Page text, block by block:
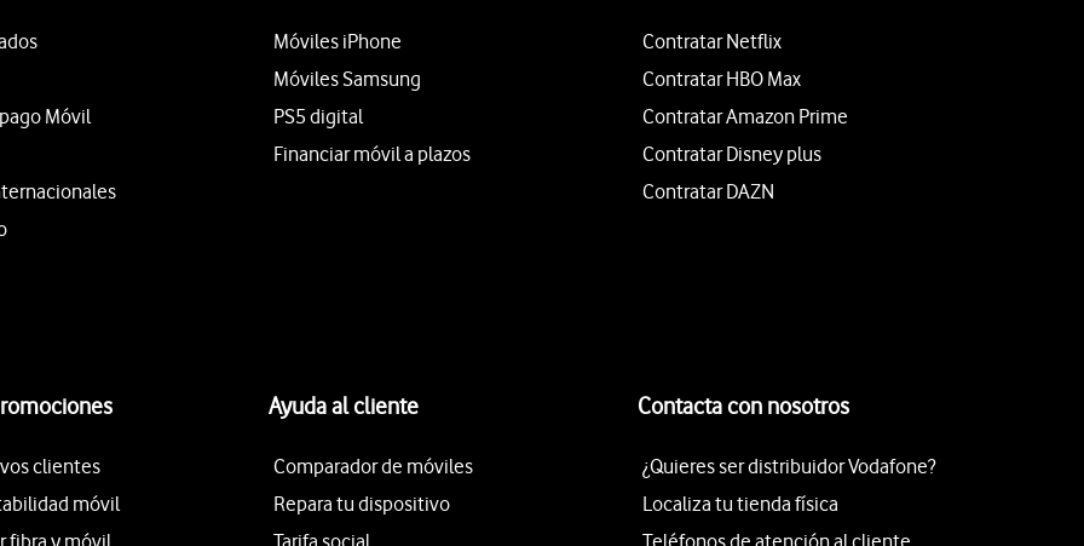
Móvil
Móviles iPhone
Móviles Samsung
PS5 digital
Financiar móvil a plazos
Contratar Netflix
Contratar HBO Max
Contratar Amazon Prime
Contratar Disney plus
Contratar DAZN
clientes
móvil
fibra y móvil
Ayuda al cliente
Comparador de móviles
Repara tu dispositivo
Tarifa social
Contacta con nosotros
¿Quieres ser distribuidor Vodafone?
Localiza tu tienda física
Teléfonos de atención al cliente